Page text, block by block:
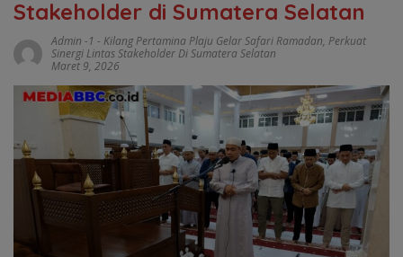
Stakeholder di Sumatera Selatan
Admin -1 - Kilang Pertamina Plaju Gelar Safari Ramadan, Perkuat
Sinergi Lintas Stakeholder Di Sumatera Selatan
Maret 9, 2026